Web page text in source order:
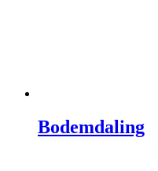
Bodemdaling